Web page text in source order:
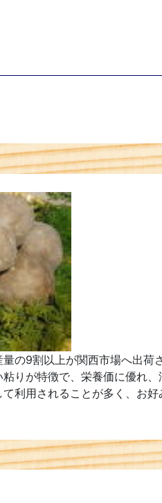
の9割以上が関西市場へ出荷
りが特徴で、栄養価に優れ
利用されることが多く、お